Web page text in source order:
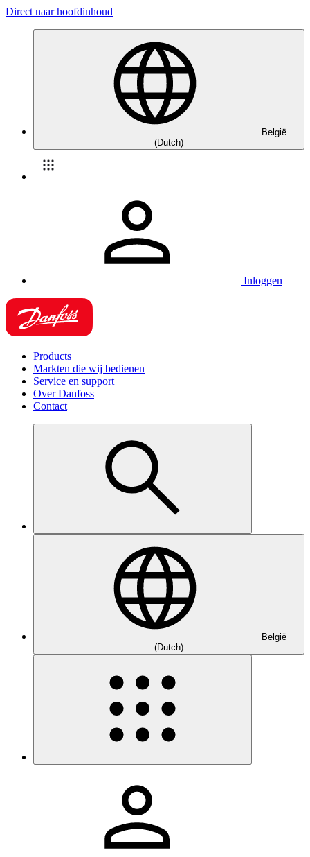
Direct naar hoofdinhoud
België
(Dutch)
Inloggen
Products
Markten die wij bedienen
Service en support
Over Danfoss
Contact
België
(Dutch)